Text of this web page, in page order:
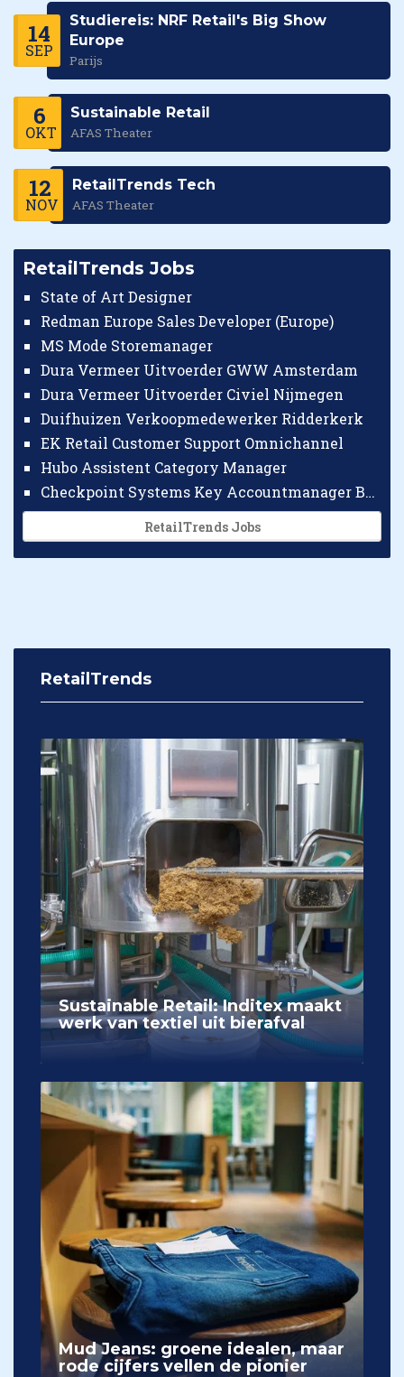
14
SEP
Studiereis: NRF Retail's Big Show
Europe
Parijs
6
OKT
Sustainable Retail
AFAS Theater
12
NOV
RetailTrends Tech
AFAS Theater
RetailTrends Jobs
State of Art Designer
Redman Europe Sales Developer (Europe)
MS Mode Storemanager
Dura Vermeer Uitvoerder GWW Amsterdam
Dura Vermeer Uitvoerder Civiel Nijmegen
Duifhuizen Verkoopmedewerker Ridderkerk
EK Retail Customer Support Omnichannel
Hubo Assistent Category Manager
Checkpoint Systems Key Accountmanager Benelux
RetailTrends Jobs
RetailTrends
Sustainable Retail: Inditex maakt
werk van textiel uit bierafval
Mud Jeans: groene idealen, maar
rode cijfers vellen de pionier